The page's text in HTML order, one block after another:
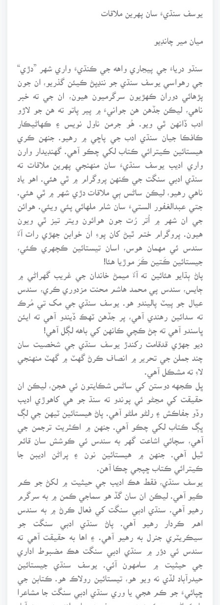
يوسف سنڌيءَ سان پهرين ملاقات
ميان مير چانڊيو
سنڌو درياءَ جي پيڃاري واهه جي ڪنڌيءَ واري شهر ”دڙي“
جي رهواسي يوسف سنڌي جو ننڍپڻ ڪيئن گذريو، ان جون
پڙهائي دوران ڪهڙيون سرگرميون هيون، ان جي ته خبر
ناهي، ليڪن جڏهن هن جوانيءَ ۾ پير پاتو ته هن جو لاڙو
ادب ڏانهن ٿي ويو. هُو جرمن ناول نويس ۽ ڪهاڻيڪار
ڪافڪا جيان سنڌي ادب جي پاڇي ۾ رهيو. جنهن ڪري
هيستائين ڪيترائي ڪتاب لکي چڪو آهي. گهنڊيدار وارن
واري اديب يوسف سنڌيءَ سان منهنجي پهرين ملاقات ته
سنڌي ادبي سنگت جي ڪنهن پروگرام ۾ ٿي هئي. اهو ياد
ناهي رهيو، ليڪن ساڻس ٻي ملاقات دڙي شهر ۾ ٿي هئي.
جتي عبدالغفور الستيءَ سان شام ملهائي پئي ويئي. هوائن
جي ان شهر ۾ اُتر رُت جون هوائون ويتر تيز ٿي ويون
هيون. پروگرام ختم ٿيڻ کان پوءِ ان خوابن جهڙي رات آءٌ
سندس ئي مهمان هوس، اسان تيستائين ڪچهري ڪئي،
جيستائين ڪَتين ڪَرَ موڙيا هئا!
پاڻ ٻڌايو هئائين ته آءٌ ميمڻ خاندان جي غريب گهراڻي ۾
ڄايس، سندس پي محمد هاشم محنت مزدوري ڪري، سندس
عيال جو پيٽ پاليندو هو. يوسف سنڌي جي مک تي مُرڪ
ته سدائين رهندي آهي، پر جڏهن ٽهڪ ڏيندو آهي ته ايئن
ڀاسندو آهي ته ڄڻ ڪچي ڪانهن کي باهه لڳل آهي!
ديو جهڙي قدقامت رکندڙ يوسف سنڌي جي شخصيت سان
چند جملن جي تحرير ۾ انصاف ڪرڻ گهٽ ۾ گهٽ منهنجي
لاءِ ته مشڪل آهي.
ڀل ڪجهه دوستن کي ساڻس شڪايتون ئي هجن، ليڪن ان
حقيقت کي مڃڻو ئي پوندو ته سنڌ جو هي کاهوڙي اديب
وڏو جفاڪش ۽ رلڻو ملڻو آهي. پاڻ هيستائين ٽيهن جي لڳ
ڀڳ ڪتاب لکي چڪو آهي. جنهن ۾ اڪثريت ترجمن جي
آهي، سچائي اشاعت گهر به سندس ئي ڪوشش سان قائم
ٿيل آهي. جنهن ۾ هيستائين نون ۽ پراڻن اديبن جا
ڪيترائي ڪتاب ڇپجي چڪا آهن.
يوسف سنڌي، فقط هڪ اديب جي حيثيت ۾ لکڻ جو ڪم
ڪيو آهي. ليڪن ان سان گڏ هو سماجي ڪمن ۾ به سرگرم
رهيو آهي. سنڌي ادبي سنگت کي فعال ڪرڻ ۾ به سندس
اهم ڪردار رهيو آهي. پاڻ سنڌي ادبي سنگت جو
سيڪريٽري جنرل به رهيو آهي. ۽ اها به حقيقت آهي ته
سندس ئي دؤر ۾ سنڌي ادبي سنگت هڪ مضبوط اداري
جي حيثيت ۾ سامهون آئي. يوسف سنڌي جيستائين
حيدرآباد لڏي نه ويو هو، تيستائين رولاڪ هو. ڪتابن جي
ڇپائيءَ جو ڪم هجي يا وري سنڌي ادبي سنگت جا مشاعرا
يا ڪهاڻي ويهڪون هجن، يوسف هر جاءِ ملندو هو، حيدرآباد